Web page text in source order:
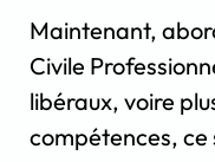
Maintenant,
Civile
libéraux, voire
compétences,